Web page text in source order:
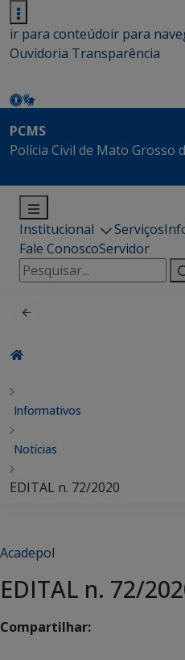
ir para conteúdoir para
Ouvidoria Transparência
PCMS
Polícia Civil de Mato Grosso
Institucional Serviços
Fale ConoscoServidor
Pesquisar
por:
Informativos
Notícias
EDITAL n. 72/2020
Acadepol
EDITAL n. 72/
Compartilhar: